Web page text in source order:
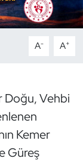
A- A+
Doğu, Vehbi
Kemer
Güreş